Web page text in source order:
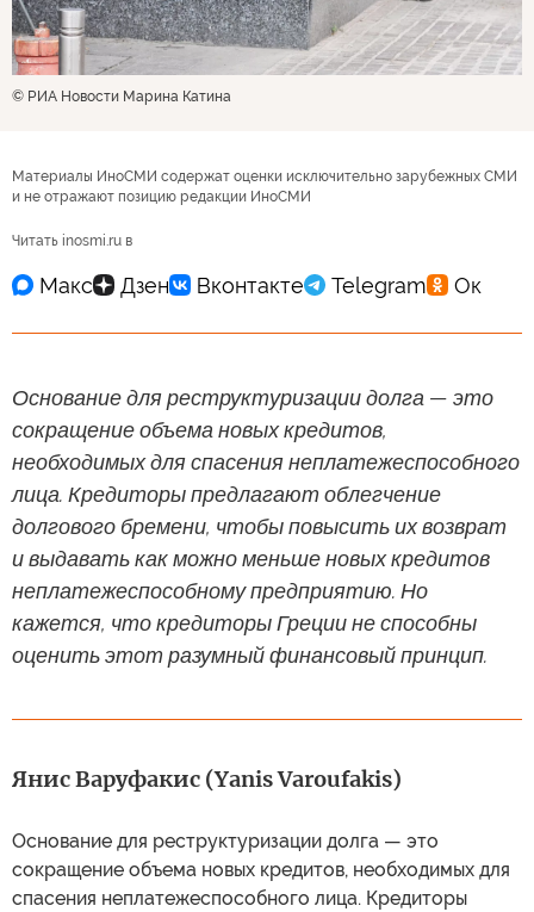
© РИА Новости Марина Катина
Материалы ИноСМИ содержат оценки исключительно зарубежных СМИ
и не отражают позицию редакции ИноСМИ
Читать inosmi.ru в
Основание для реструктуризации долга — это
сокращение объема новых кредитов,
необходимых для спасения неплатежеспособного
лица. Кредиторы предлагают облегчение
долгового бремени, чтобы повысить их возврат
и выдавать как можно меньше новых кредитов
неплатежеспособному предприятию. Но
кажется, что кредиторы Греции не способны
оценить этот разумный финансовый принцип.
Янис Варуфакис (Yanis Varoufakis)
Основание для реструктуризации долга — это
сокращение объема новых кредитов, необходимых для
спасения неплатежеспособного лица. Кредиторы